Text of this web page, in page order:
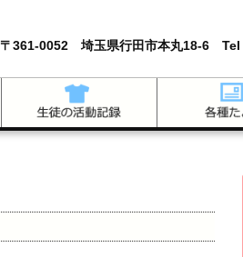
〒361-0052 埼玉県行田市本丸18-6 Tel